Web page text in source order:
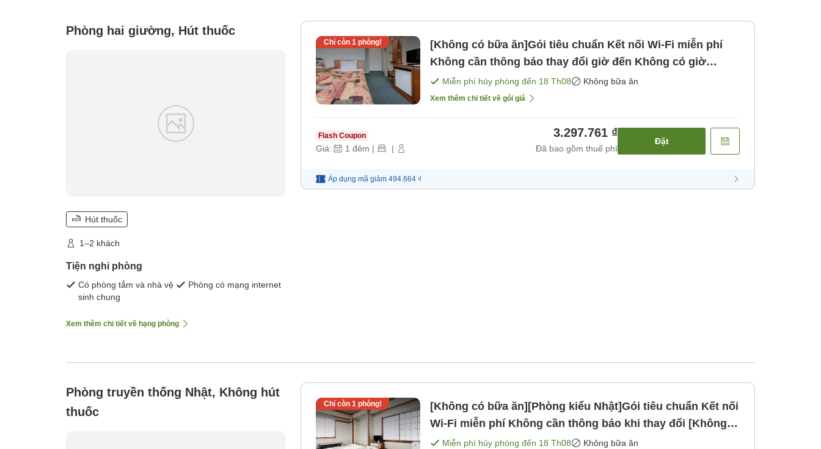
Phòng hai giường, Hút thuốc
Hút thuốc
1–2 khách
Tiện nghi phòng
Có phòng tắm và nhà vệ
sinh chung
Phòng có mạng internet
Xem thêm chi tiết về hạng phòng
Chỉ còn 1phòng!
[Không có bữa ăn]Gói tiêu chuẩn Kết nối Wi-Fi miễn phí
Không cần thông báo thay đổi giờ đến Không có giờ
[Không bao gồm bữa ăn]
Miễn phí hủy phòng đến 18 Th08 Không bữa ăn
Xem thêm chi tiết về gói giá
Flash Coupon
Giá: 1 đêm | |
3.297.761 ₫
Đã bao gồm thuế phí
Đặt
Áp dụng mã giảm 494.664 ₫
Phòng truyền thống Nhật, Không hút
thuốc
Chỉ còn 1phòng!
[Không có bữa ăn][Phòng kiểu Nhật]Gói tiêu chuẩn Kết nối
Wi-Fi miễn phí Không cần thông báo khi thay đổi [Không
bao gồm bữa ăn]
Miễn phí hủy phòng đến 18 Th08 Không bữa ăn